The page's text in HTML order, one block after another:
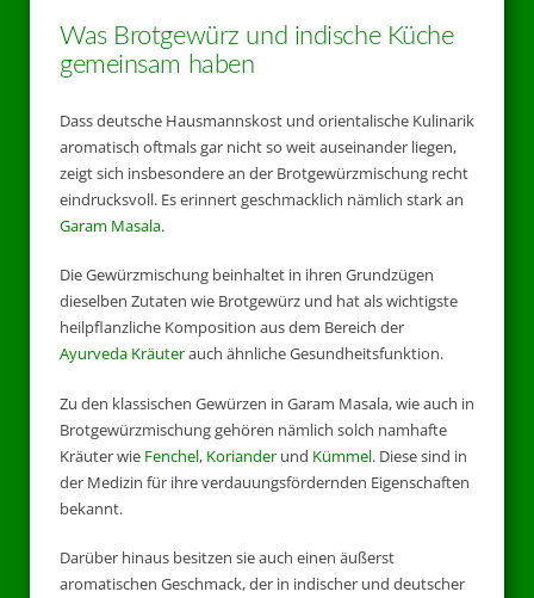
Was Brotgewürz und indische Küche
gemeinsam haben
Dass deutsche Hausmannskost und orientalische Kulinarik
aromatisch oftmals gar nicht so weit auseinander liegen,
zeigt sich insbesondere an der Brotgewürzmischung recht
eindrucksvoll. Es erinnert geschmacklich nämlich stark an
Garam Masala.
Die Gewürzmischung beinhaltet in ihren Grundzügen
dieselben Zutaten wie Brotgewürz und hat als wichtigste
heilpflanzliche Komposition aus dem Bereich der
Ayurveda Kräuterauch ähnliche Gesundheitsfunktion.
Zu den klassischen Gewürzen in Garam Masala, wie auch in
Brotgewürzmischung gehören nämlich solch namhafte
Kräuter wie Fenchel, Koriander und Kümmel. Diese sind in
der Medizin für ihre verdauungsfördernden Eigenschaften
bekannt.
Darüber hinaus besitzen sie auch einen äußerst
aromatischen Geschmack, der in indischer und deutscher